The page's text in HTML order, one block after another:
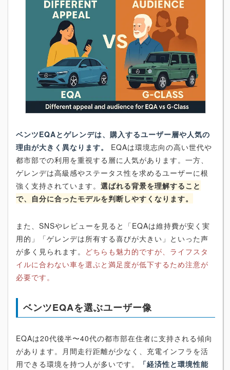
ベンツEQAとゲレンデは、購入するユーザー層や人気の
理由が大きく異なります。
EQAは環境志向の高い世代や
都市部での利用を重視する層に人気があります。一方、
ゲレンデは高級感やステータス性を求めるユーザーに根
強く支持されています。 選ばれる背景を理解すること
で、自分に合ったモデルを判断しやすくなります。
また、SNSやレビューを見ると「EQAは維持費が安く実
用的」「ゲレンデは所有する喜びが大きい」といった声
が多く見られます。 どちらも魅力的ですが、ライフスタ
イルに合わない車を選ぶと満足度が低下するため注意が
必要です。
ベンツEQAを選ぶユーザー像
EQAは20代後半〜40代の都市部在住者に支持される傾向
があります。月間走行距離が少なく、充電インフラを活
用できる環境を持つ人が多いです。
「経済性と環境性能